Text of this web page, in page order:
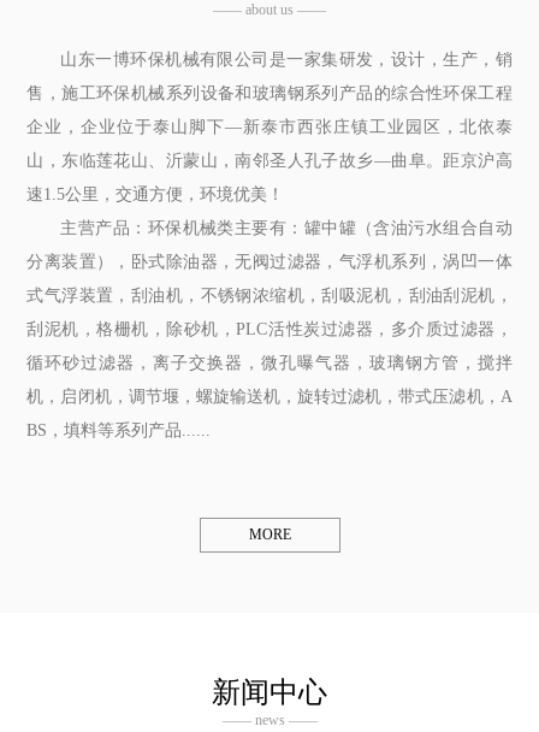
—— about us ——
山东一博环保机械有限公司是一家集研发，设计，生产，销
售，施工环保机械系列设备和玻璃钢系列产品的综合性环保工程
企业，企业位于泰山脚下—新泰市西张庄镇工业园区，北依泰
山，东临莲花山、沂蒙山，南邻圣人孔子故乡—曲阜。距京沪高
速1.5公里，交通方便，环境优美！
主营产品：环保机械类主要有：罐中罐（含油污水组合自动
分离装置），卧式除油器，无阀过滤器，气浮机系列，涡凹一体
式气浮装置，刮油机，不锈钢浓缩机，刮吸泥机，刮油刮泥机，
刮泥机，格栅机，除砂机，PLC活性炭过滤器，多介质过滤器，
循环砂过滤器，离子交换器，微孔曝气器，玻璃钢方管，搅拌
机，启闭机，调节堰，螺旋输送机，旋转过滤机，带式压滤机，A
BS，填料等系列产品......
MORE
新闻中心
—— news ——